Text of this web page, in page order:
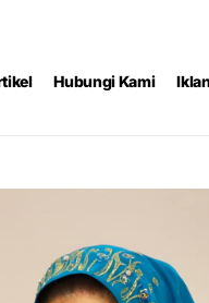
Hubungi Kami